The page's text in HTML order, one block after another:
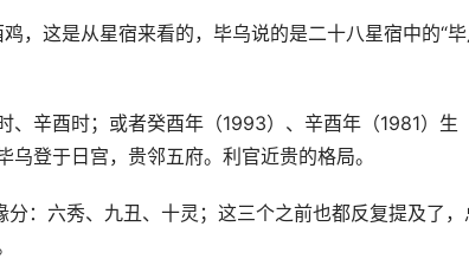
，这是从星宿来看的，毕乌说的是二十八星宿中的“
辛酉时；或者癸酉年（1993）、辛酉年（1981）生
登于日宫，贵邻五府。利官近贵的格局。
：六秀、九丑、十灵；这三个之前也都反复提及了，